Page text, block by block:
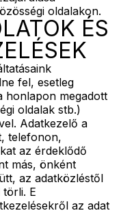
oldalakon.
ÉS
fel, esetleg
honlapon megadott
oldalak stb.)
Adatkezelő a
telefonon,
az érdeklődő
más, önként
az adatközléstől
E
az adat